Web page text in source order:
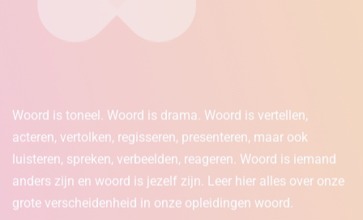
Zingen of een instrument spelen, in groep of solo en eender
welke stijl. Dat kan zeker in onze academie. Op deze site
vind je een overzicht van alle instrumenten die je kan leren,
zowel in klassieke muziek, oude muziek als jazz-pop-rock.
Wil je tekenen, schilderen, werken met klei en nog veel
meer? Schrijf je dan in voor onze lessen beeldatelier, waar
je hier alles over leert en vooral zelf creatief kan werken.
Klassen voor 8-12 en 12+.
Woord is toneel. Woord is drama. Woord is vertellen,
acteren, vertolken, regisseren, presenteren, maar ook
luisteren, spreken, verbeelden, reageren. Woord is iemand
anders zijn en woord is jezelf zijn. Leer hier alles over onze
grote verscheidenheid in onze opleidingen woord.